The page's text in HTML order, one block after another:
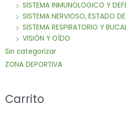
SISTEMA INMUNOLOGICO Y
SISTEMA NERVIOSO, ESTADO
SISTEMA RESPIRATORIO Y
VISIÓN Y OÍDO
Sin categorizar
ZONA DEPORTIVA
Carrito